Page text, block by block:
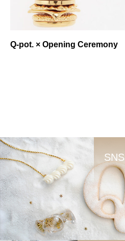
Q-pot. × Opening Ceremony
SNS